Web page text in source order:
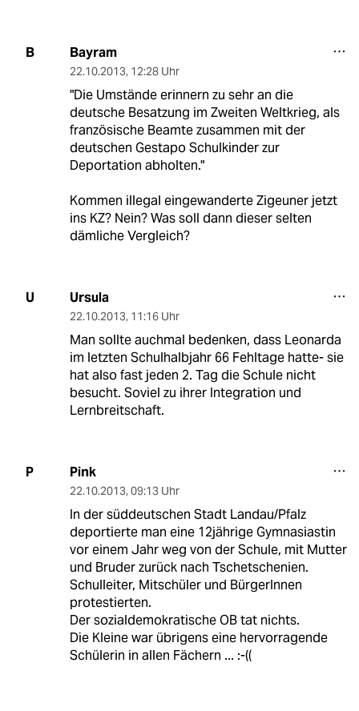
B Bayram
22.10.2013, 12:28 Uhr
"Die Umstände erinnern zu sehr an die
deutsche Besatzung im Zweiten Weltkrieg, als
französische Beamte zusammen mit der
deutschen Gestapo Schulkinder zur
Deportation abholten."
Kommen illegal eingewanderte Zigeuner jetzt
ins KZ? Nein? Was soll dann dieser selten
dämliche Vergleich?
U Ursula
22.10.2013, 11:16 Uhr
Man sollte auchmal bedenken, dass Leonarda
im letzten Schulhalbjahr 66 Fehltage hatte- sie
hat also fast jeden 2. Tag die Schule nicht
besucht. Soviel zu ihrer Integration und
Lernbreitschaft.
P Pink
22.10.2013, 09:13 Uhr
In der süddeutschen Stadt Landau/Pfalz
deportierte man eine 12jährige Gymnasiastin
vor einem Jahr weg von der Schule, mit Mutter
und Bruder zurück nach Tschetschenien.
Schulleiter, Mitschüler und BürgerInnen
protestierten.
Der sozialdemokratische OB tat nichts.
Die Kleine war übrigens eine hervorragende
Schülerin in allen Fächern ... :-((